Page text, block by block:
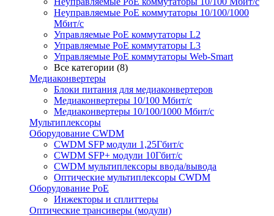
Неуправляемые PoE коммутаторы 10/100/1000
Мбит/с
Управляемые PoE коммутаторы L2
Управляемые PoE коммутаторы L3
Управляемые PoE коммутаторы Web-Smart
Все категории (8)
Медиаконвертеры
Блоки питания для медиаконвертеров
Медиаконвертеры 10/100 Мбит/с
Медиаконвертеры 10/100/1000 Мбит/c
Мультиплексоры
Оборудование CWDM
CWDM SFP модули 1,25Гбит/с
CWDM SFP+ модули 10Гбит/с
CWDM мультиплексоры ввода/вывода
Оптические мультиплексоры CWDM
Оборудование PoE
Инжекторы и сплиттеры
Оптические трансиверы (модули)